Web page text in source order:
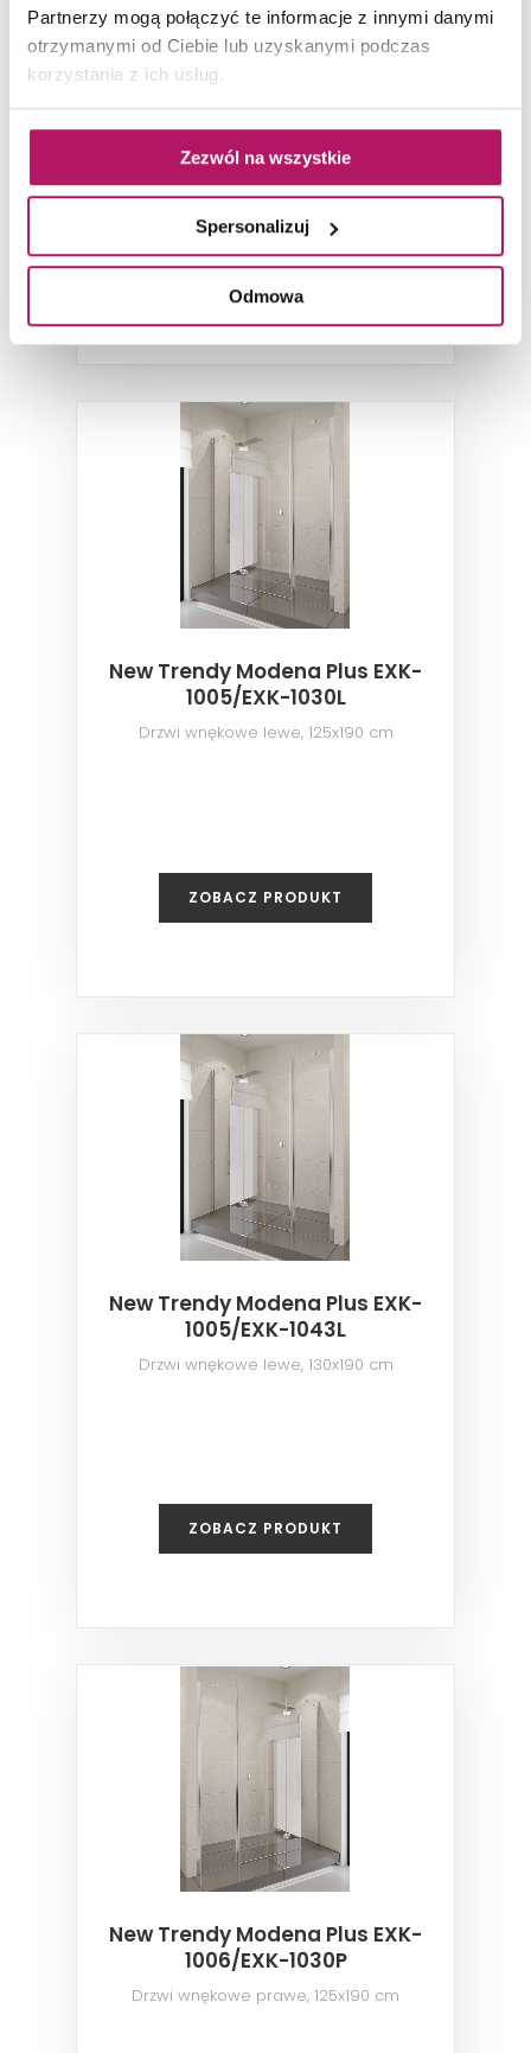
Partnerzy mogą połączyć te informacje z innymi danymi
otrzymanymi od Ciebie lub uzyskanymi podczas
korzystania z ich usług.
Zezwól na wszystkie
Spersonalizuj
Odmowa
New Trendy Modena EXK-1136
ZOBACZ PRODUKT
New Trendy Modena Plus EXK-
1005/EXK-1030L
Drzwi wnękowe lewe, 125x190 cm
ZOBACZ PRODUKT
New Trendy Modena Plus EXK-
1005/EXK-1043L
Drzwi wnękowe lewe, 130x190 cm
ZOBACZ PRODUKT
New Trendy Modena Plus EXK-
1006/EXK-1030P
Drzwi wnękowe prawe, 125x190 cm